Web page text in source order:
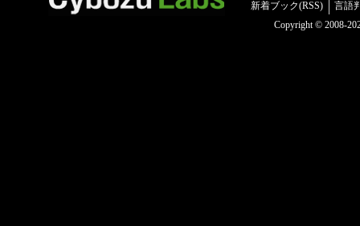
新着ブック(RSS)
言語
Copyright © 2008-